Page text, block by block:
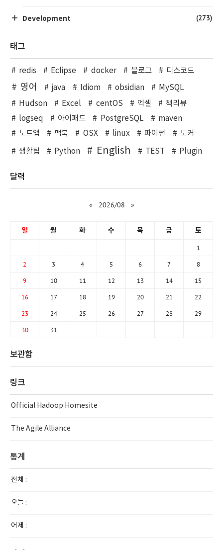
Development (273)
태그
redis Eclipse docker 블로그 디스코드
영어 java Idiom obsidian
MySQL
Hudson
Excel centOS 엑셀
책리뷰
logseq
아이패드 PostgreSQL
maven
노트앱
맥북 OSX linux 파이썬 도커
생활팁 Python English TEST Plugin
달력
« 2026/08 »
일 월 화 수 목 금 토
1
2 3 4 5 6 7 8
9 10 11 12 13 14 15
16 17 18 19 20 21 22
23 24 25 26 27 28 29
30 31
보관함
링크
Official Hadoop Homesite
The Agile Alliance
통계
전체 :
오늘 :
어제 :